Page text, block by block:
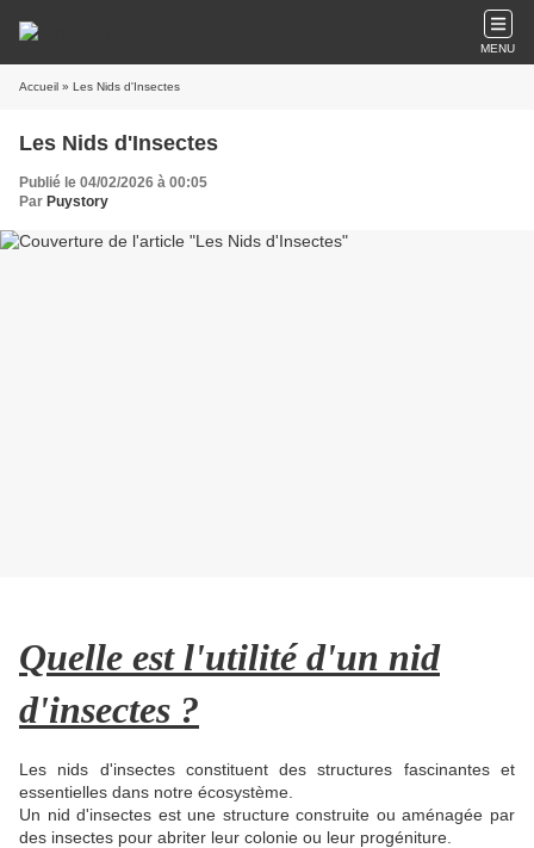
MENU
Accueil » Les Nids d'Insectes
Les Nids d'Insectes
Publié le 04/02/2026 à 00:05
Par Puystory
Quelle est l'utilité d'un nid
d'insectes ?
Les nids d'insectes constituent des structures fascinantes et
essentielles dans notre écosystème.
Un nid d'insectes est une structure construite ou aménagée par
des insectes pour abriter leur colonie ou leur progéniture.